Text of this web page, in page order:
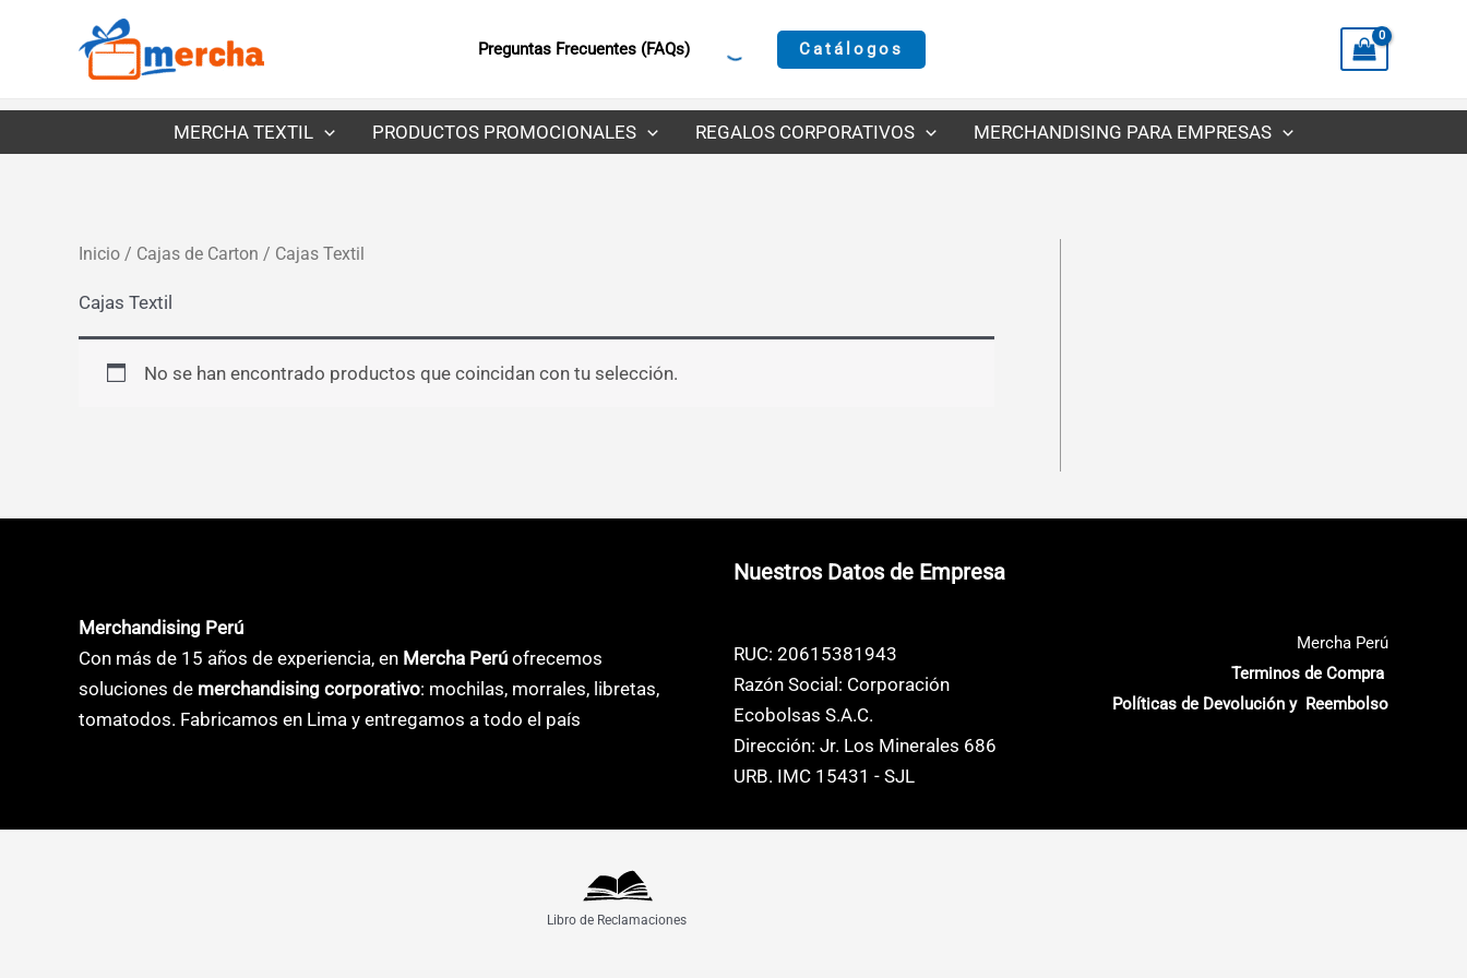
Preguntas Frecuentes (FAQs) Catálogos
MERCHA TEXTIL PRODUCTOS PROMOCIONALES REGALOS CORPORATIVOS MERCHANDISING PARA EMPRESAS
Inicio / Cajas de Carton / Cajas Textil
Cajas Textil
No se han encontrado productos que coincidan con tu selección.
Merchandising Perú
Con más de 15 años de experiencia, en Mercha Perú ofrecemos
soluciones de merchandising corporativo: mochilas, morrales, libretas,
tomatodos. Fabricamos en Lima y entregamos a todo el país
Nuestros Datos de Empresa
RUC: 20615381943
Razón Social: Corporación
Ecobolsas S.A.C.
Dirección: Jr. Los Minerales 686
URB. IMC 15431 - SJL
Mercha Perú
Terminos de Compra
Políticas de Devolución y Reembolso
Libro de Reclamaciones